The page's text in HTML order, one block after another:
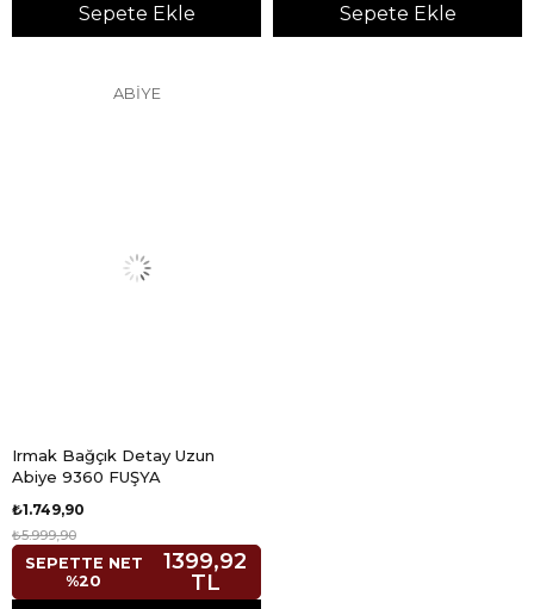
Sepete Ekle Sepete Ekle
ABİYE
Irmak Bağçık Detay Uzun
Abiye 9360 FUŞYA
₺1.749,90
₺5.999,90
SEPETTE NET
%20
1399,92
TL